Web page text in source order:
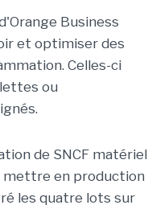
Business
et optimiser des
Celles-ci
ou
de SNCF matériel
mettre en production
les quatre lots sur